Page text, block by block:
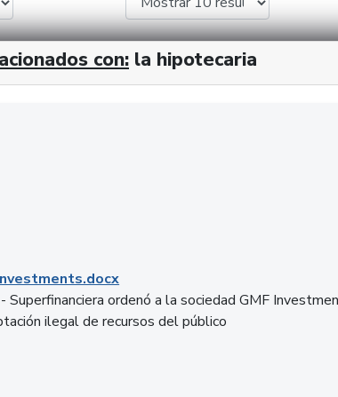
con: la hipotecaria
Superfinanciera ordenó a la sociedad GMF
ilegal de recursos del público